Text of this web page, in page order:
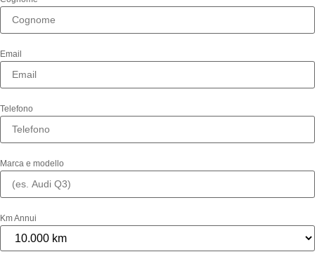
Email
Telefono
Marca e modello
Km Annui